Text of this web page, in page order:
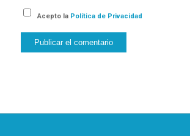
Acepto la Política de Privacidad